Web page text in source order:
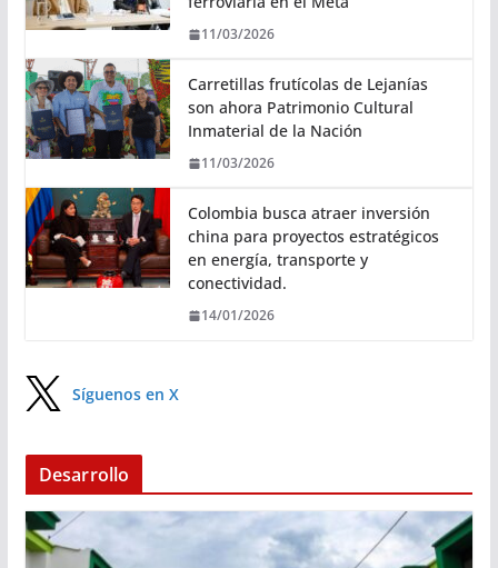
11/03/2026
Carretillas frutícolas de Lejanías
son ahora Patrimonio Cultural
Inmaterial de la Nación
11/03/2026
Colombia busca atraer inversión
china para proyectos estratégicos
en energía, transporte y
conectividad.
14/01/2026
Síguenos en X
Desarrollo